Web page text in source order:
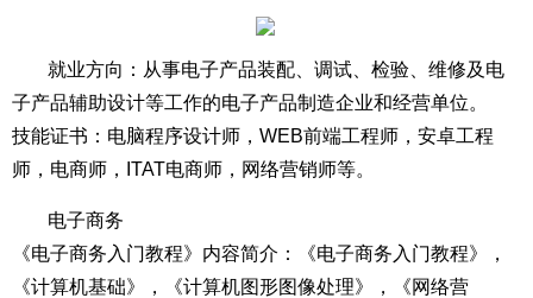
就业方向：从事电子产品装配、调试、检验、维修及电
子产品辅助设计等工作的电子产品制造企业和经营单位。
技能证书：电脑程序设计师，WEB前端工程师，安卓工程
师，电商师，ITAT电商师，网络营销师等。
电子商务
《电子商务入门教程》内容简介：《电子商务入门教程》，
《计算机基础》，《计算机图形图像处理》，《网络营